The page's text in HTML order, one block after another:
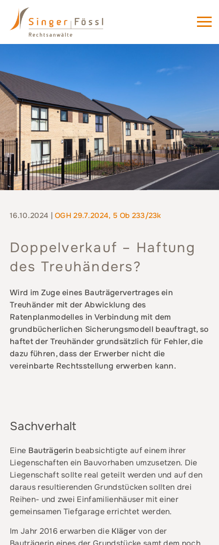
16.10.2024 |OGH 29.7.2024, 5 Ob 233/23k
Doppelverkauf – Haftung
des Treuhänders?
Wird im Zuge eines Bauträgervertrages ein
Treuhänder mit der Abwicklung des
Ratenplanmodelles in Verbindung mit dem
grundbücherlichen Sicherungsmodell beauftragt, so
haftet der Treuhänder grundsätzlich für Fehler, die
dazu führen, dass der Erwerber nicht die
vereinbarte Rechtsstellung erwerben kann.
Sachverhalt
Eine Bauträgerin beabsichtigte auf einem ihrer
Liegenschaften ein Bauvorhaben umzusetzen. Die
Liegenschaft sollte real geteilt werden und auf den
daraus resultierenden Grundstücken sollten drei
Reihen- und zwei Einfamilienhäuser mit einer
gemeinsamen Tiefgarage errichtet werden.
Im Jahr 2016 erwarben die Kläger von der